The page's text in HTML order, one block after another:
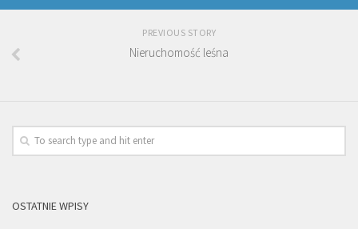
PREVIOUS STORY
Nieruchomość leśna
OSTATNIE WPISY